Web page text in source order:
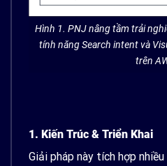
Hình 1. PNJ nâng tầm trải
tính năng Search intent và
trên
1. Kiến Trúc & Triển Khai
Giải pháp này tích hợp